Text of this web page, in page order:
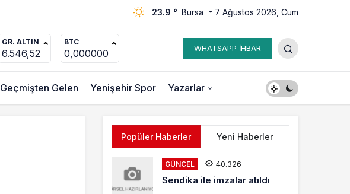
23.9 ° Bursa 7 Ağustos 2026, Cum
GR. ALTIN
6.546,52
BTC
0,000000 WHATSAPP İHBAR
Geçmişten Gelen Yenişehir Spor Yazarlar
Popüler Haberler Yeni Haberler
GÜNCEL 40.326
Sendika ile imzalar atıldı